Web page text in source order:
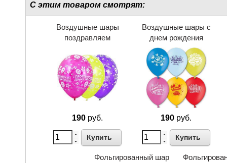
С этим товаром смотрят:
Воздушные шары
поздравляем
190 руб.
Купить
Воздушные шары с
днем рождения
190 руб.
Купить
Фольгированный шар